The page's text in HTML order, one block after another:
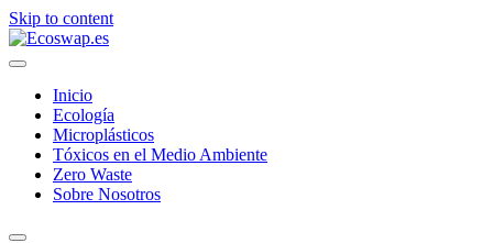
Skip to content
Inicio
Ecología
Microplásticos
Tóxicos en el Medio Ambiente
Zero Waste
Sobre Nosotros